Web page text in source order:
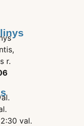
r.
val.